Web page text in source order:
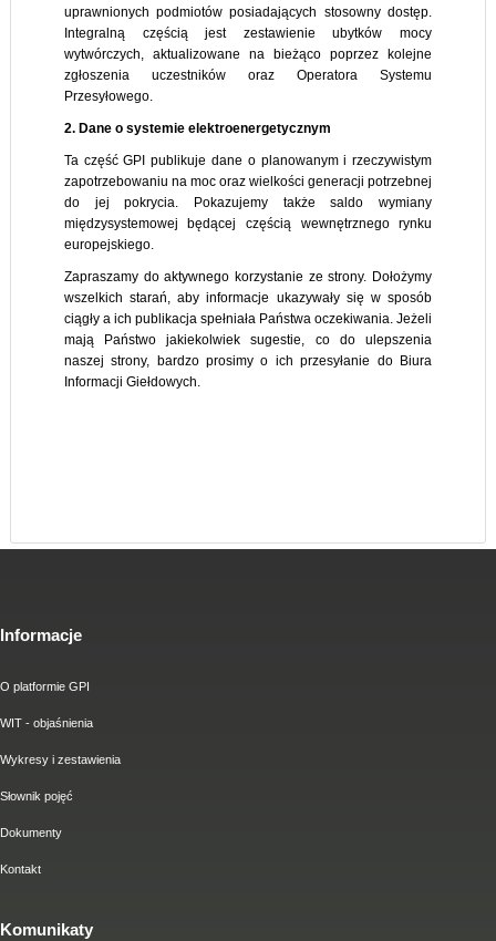
uprawnionych podmiotów posiadających stosowny dostęp.
Integralną częścią jest zestawienie ubytków mocy
wytwórczych, aktualizowane na bieżąco poprzez kolejne
zgłoszenia uczestników oraz Operatora Systemu
Przesyłowego.
2. Dane o systemie elektroenergetycznym
Ta część GPI publikuje dane o planowanym i rzeczywistym
zapotrzebowaniu na moc oraz wielkości generacji potrzebnej
do jej pokrycia. Pokazujemy także saldo wymiany
międzysystemowej będącej częścią wewnętrznego rynku
europejskiego.
Zapraszamy do aktywnego korzystanie ze strony. Dołożymy
wszelkich starań, aby informacje ukazywały się w sposób
ciągły a ich publikacja spełniała Państwa oczekiwania. Jeżeli
mają Państwo jakiekolwiek sugestie, co do ulepszenia
naszej strony, bardzo prosimy o ich przesyłanie do Biura
Informacji Giełdowych.
Informacje
O platformie GPI
WIT - objaśnienia
Wykresy i zestawienia
Słownik pojęć
Dokumenty
Kontakt
Komunikaty